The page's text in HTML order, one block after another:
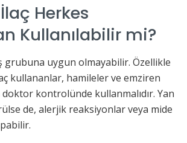
Herkes
Kullanılabilir mi?
grubuna uygun olmayabilir. Özellikle
kullananlar, hamileler ve emziren
kontrolünde kullanmalıdır. Yan
de, alerjik reaksiyonlar veya mide